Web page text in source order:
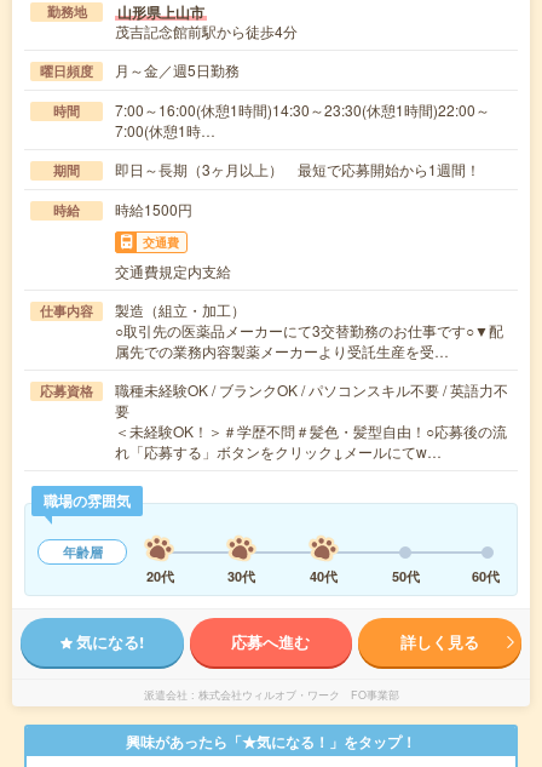
勤務地 山形県上山市
茂吉記念館前駅から徒歩4分
曜日頻度 月～金／週5日勤務
時間
7:00～16:00(休憩1時間)14:30～23:30(休憩1時間)22:00～
7:00(休憩1時…
期間 即日～長期（3ヶ月以上） 最短で応募開始から1週間！
時給 時給1500円
交通費
交通費規定内支給
仕事内容
製造（組立・加工）
○取引先の医薬品メーカーにて3交替勤務のお仕事です○▼配
属先での業務内容製薬メーカーより受託生産を受…
応募資格
職種未経験OK / ブランクOK / パソコンスキル不要 / 英語力不
要
＜未経験OK！＞＃学歴不問＃髪色・髪型自由！○応募後の流
れ「応募する」ボタンをクリック↓メールにてw…
職場の雰囲気
年齢層
20代
30代 40代 50代 60代
気になる! 応募へ進む 詳しく見る
派遣会社 株式会社ウィルオブ・ワーク FO事業部
興味があったら「★気になる！」をタップ！